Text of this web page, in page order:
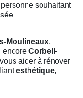
souhaitant
Moulineaux,
encore Corbeil-
aider à rénover
esthétique,